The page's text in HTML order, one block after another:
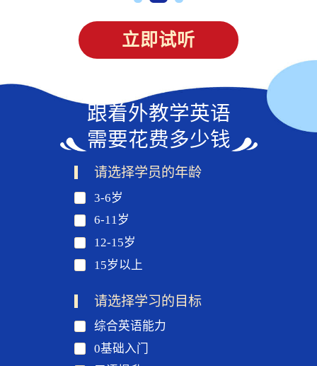
立即试听
跟着外教学英语
需要花费多少钱
请选择学员的年龄
3-6岁
6-11岁
12-15岁
15岁以上
请选择学习的目标
综合英语能力
0基础入门